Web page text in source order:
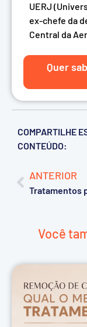
UERJ
ex-chefe da
Central da
Quer
COMPARTILHE
CONTEÚDO:
ANTERIOR
Você